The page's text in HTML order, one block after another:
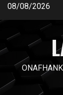
Ga
inhoud
08/08/2026